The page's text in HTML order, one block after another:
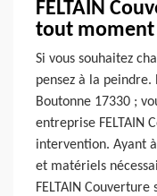
FELTAIN
tout moment
Si vous souhaitez
pensez à la peindre.
Boutonne 17330 ;
entreprise FELTAIN
intervention. Ayant
et matériels
FELTAIN